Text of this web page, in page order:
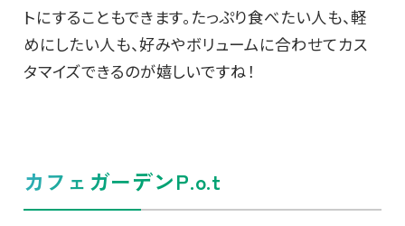
トにすることもできます。たっぷり食べたい人も、軽
めにしたい人も、好みやボリュームに合わせてカス
タマイズできるのが嬉しいですね！
カフェガーデンP.o.t